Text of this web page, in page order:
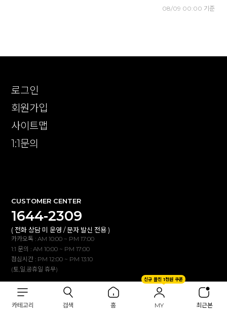
카테고리 검색 홈
신규 플친 1천원 쿠폰
MY 최근본
08/09 00:00 기준
로그인
회원가입
사이트맵
1:1문의
CUSTOMER CENTER
1644-2309
( 전화 상담 미 운영 / 문자 발신 전용 )
카카오톡 : AM 10:00 ~ PM 17:00
1:1 문의 : AM 10:00 ~ PM 17:00
점심시간 : PM 12:00 ~ PM 13:10
(토,일,공휴일 휴무)
BANK INFO